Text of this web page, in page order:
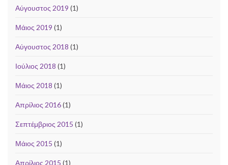
Αύγουστος 2019 (1)
Μάιος 2019 (1)
Αύγουστος 2018 (1)
Ιούλιος 2018 (1)
Μάιος 2018 (1)
Απρίλιος 2016(1)
Σεπτέμβριος 2015 (1)
Μάιος 2015 (1)
Απρίλιος 2015 (1)